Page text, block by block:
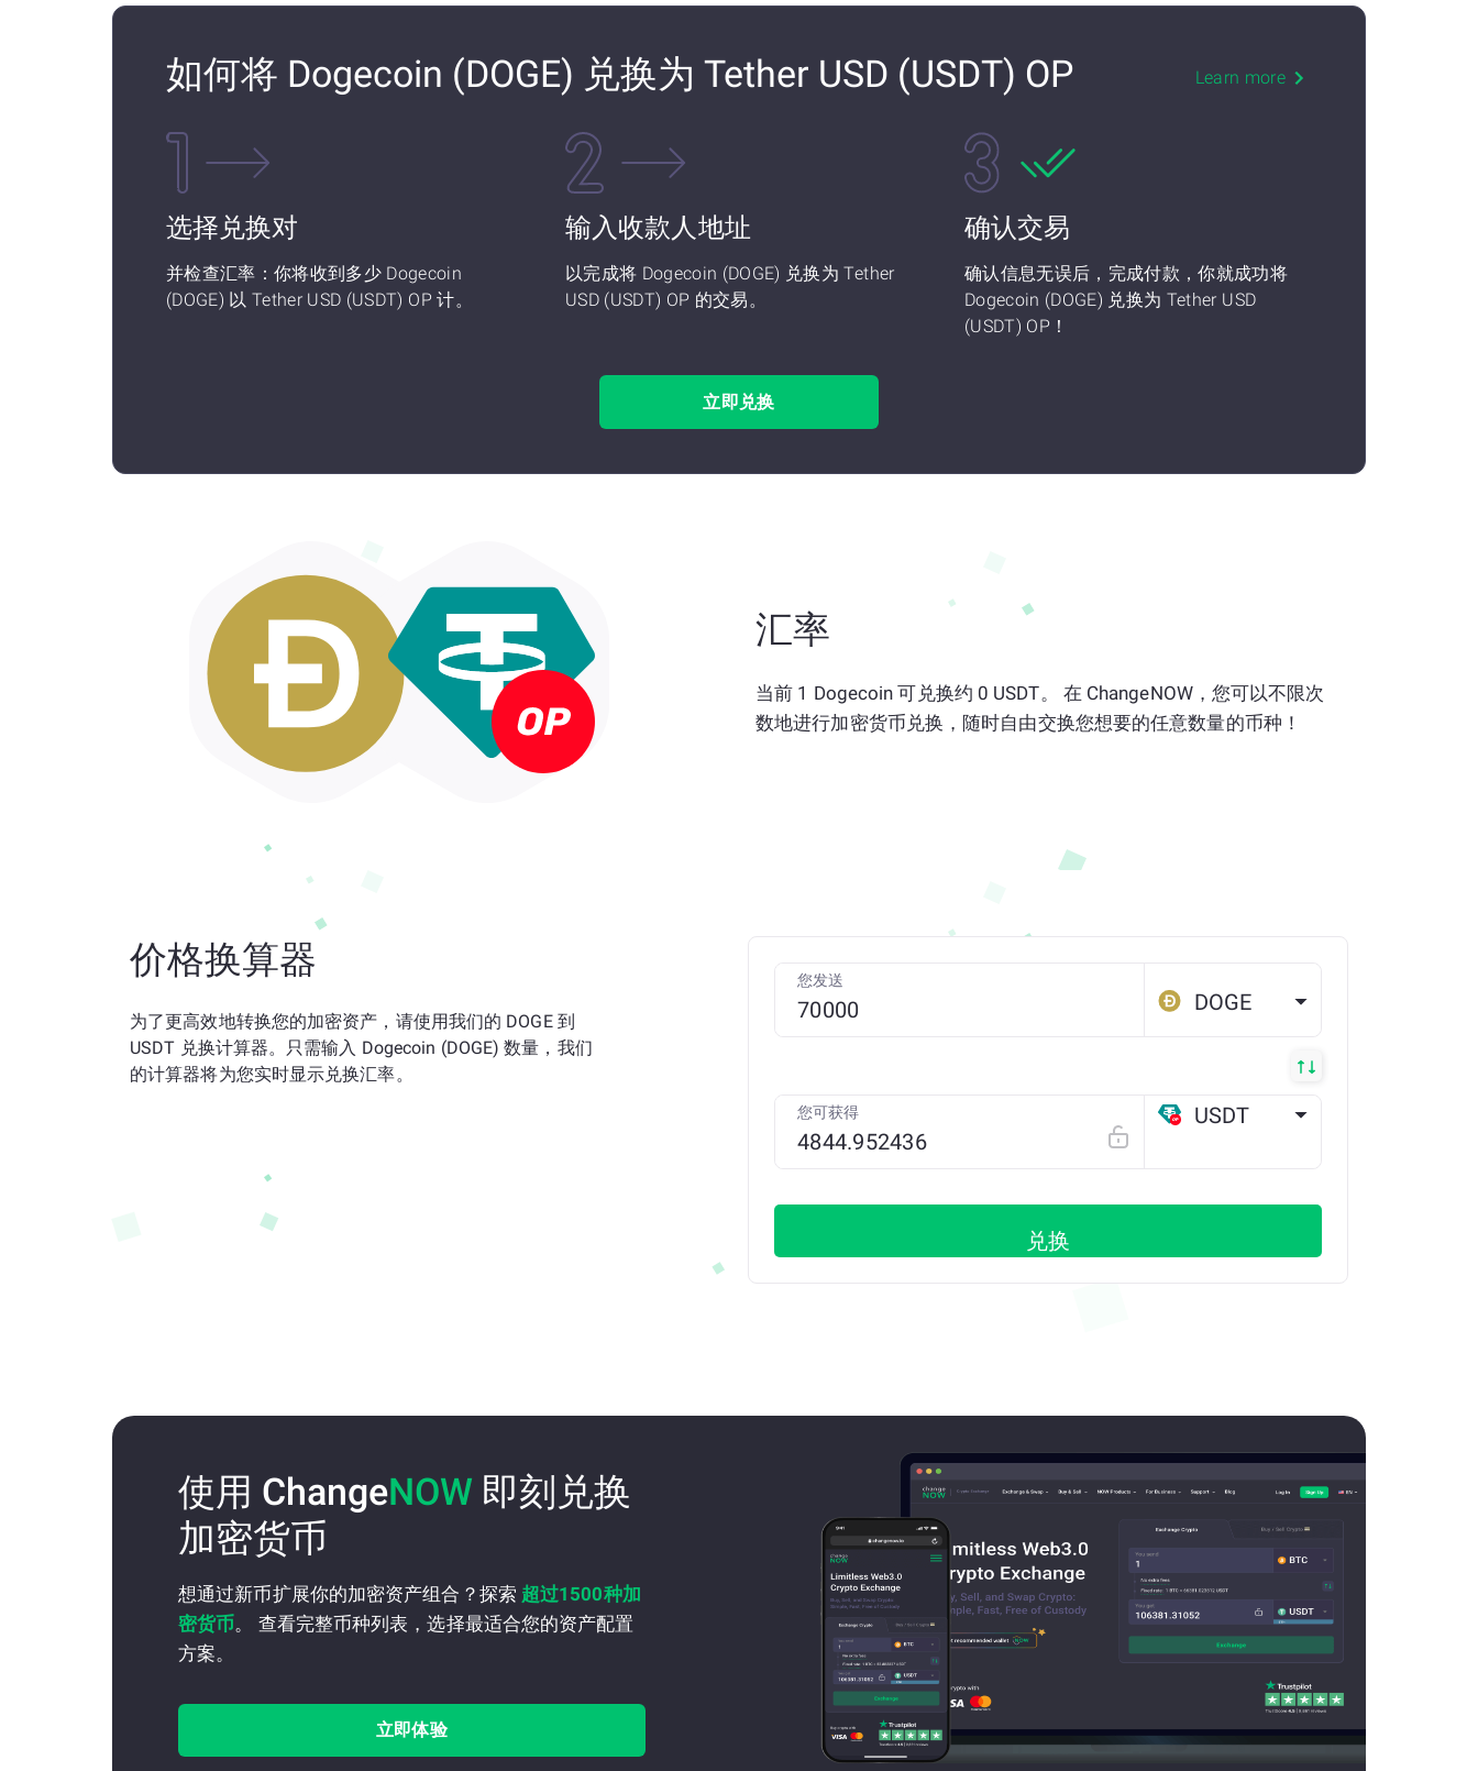
如何将 Dogecoin (DOGE) 兑换为 Tether USD (USDT) OP Learn more
选择兑换对
并检查汇率：你将收到多少 Dogecoin
(DOGE) 以 Tether USD (USDT) OP 计。
输入收款人地址
以完成将 Dogecoin (DOGE) 兑换为 Tether
USD (USDT) OP 的交易。
确认交易
确认信息无误后，完成付款，你就成功将
Dogecoin (DOGE) 兑换为 Tether USD
(USDT) OP！
立即兑换
汇率
当前 1 Dogecoin 可兑换约 0 USDT。 在 ChangeNOW，您可以不限次
数地进行加密货币兑换，随时自由交换您想要的任意数量的币种！
价格换算器
为了更高效地转换您的加密资产，请使用我们的 DOGE 到
USDT 兑换计算器。只需输入 Dogecoin (DOGE) 数量，我们
的计算器将为您实时显示兑换汇率。
您发送
DOGE
您可获得 USDT
兑换
使用 ChangeNOW 即刻兑换
加密货币
想通过新币扩展你的加密资产组合？探索 超过1500种加
密货币。 查看完整币种列表，选择最适合您的资产配置
方案。
立即体验